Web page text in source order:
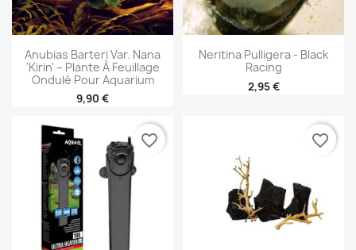
Anubias Barteri Var. Nana
'Kirin' – Plante À Feuillage
Ondulé Pour Aquarium
9,90 €
Neritina Pulligera - Black
Racing
2,95 €
favorite_border favorite_border